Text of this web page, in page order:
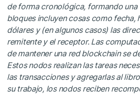
de forma cronológica, formando una
bloques incluyen cosas como fecha,
dólares y (en algunos casos) las
remitente y el receptor. Las
de mantener una red blockchain se
Estos nodos realizan las tareas
las transacciones y agregarlas al
su trabajo, los nodos reciben